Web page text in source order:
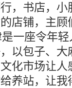
，书店，
店铺，主
一座令年
以包子、
化市场让
养站，让